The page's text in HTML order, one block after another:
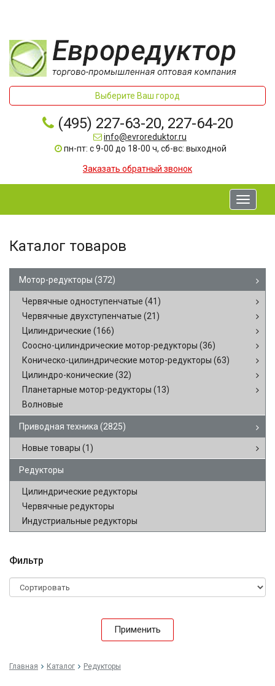
Выберите Ваш город
(495) 227-63-20, 227-64-20
info@evroreduktor.ru
пн-пт: с 9-00 до 18-00 ч, сб-вс: выходной
Заказать обратный звонок
Toggle
Каталог товаров
Мотор-редукторы (372)
Червячные одноступенчатые (41)
Червячные двухступенчатые (21)
Цилиндрические (166)
Соосно-цилиндрические мотор-редукторы (36)
Коническо-цилиндрические мотор-редукторы (63)
Цилиндро-конические (32)
Планетарные мотор-редукторы (13)
Волновые
Приводная техника (2825)
Новые товары (1)
Редукторы
Цилиндрические редукторы
Червячные редукторы
Индустриальные редукторы
Фильтр
Применить
Главная Каталог Редукторы